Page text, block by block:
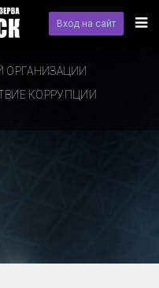
Вход на сайт
ОРГАНИЗАЦИИ
КОРРУПЦИИ